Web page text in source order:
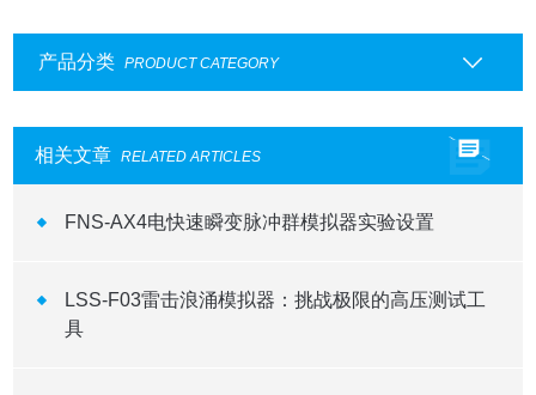
产品分类 PRODUCT CATEGORY
相关文章 RELATED ARTICLES
FNS-AX4电快速瞬变脉冲群模拟器实验设置
​LSS-F03雷击浪涌模拟器：挑战极限的高压测试工
具